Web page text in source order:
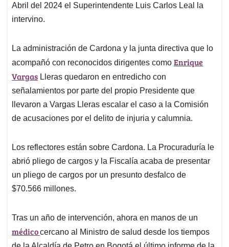
Abril del 2024 el Superintendente Luis Carlos Leal la
intervino.
La administración de Cardona y la junta directiva que lo
acompañó con reconocidos dirigentes como Enrique
Vargas Lleras quedaron en entredicho con
señalamientos por parte del propio Presidente que
llevaron a Vargas Lleras escalar el caso a la Comisión
de acusaciones por el delito de injuria y calumnia.
Los reflectores están sobre Cardona. La Procuraduría le
abrió pliego de cargos y la Fiscalía acaba de presentar
un pliego de cargos por un presunto desfalco de
$70.566 millones.
Tras un año de intervención, ahora en manos de un
médicocercano al Ministro de salud desde los tiempos